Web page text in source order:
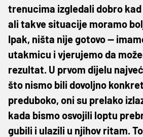
trenucima izgledali dobro
ali takve situacije moramo
Ipak, ništa nije gotovo —
utakmicu i vjerujemo da
rezultat. U prvom dijelu
što nismo bili dovoljno
preduboko, oni su prelako
kada bismo osvojili loptu
gubili i ulazili u njihov ritam.